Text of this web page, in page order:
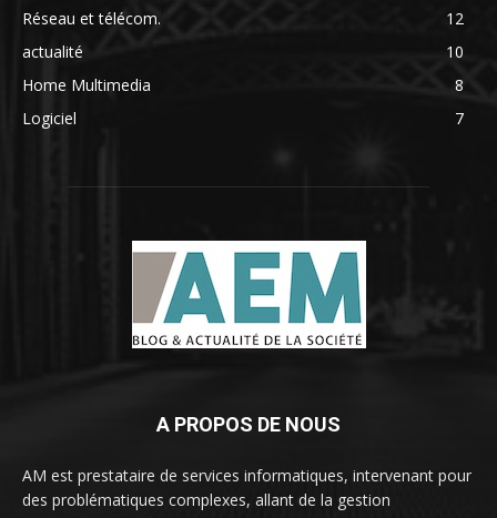
Réseau et télécom.
12
actualité
10
Home Multimedia
8
Logiciel
7
A PROPOS DE NOUS
AM est prestataire de services informatiques, intervenant pour
des problématiques complexes, allant de la gestion